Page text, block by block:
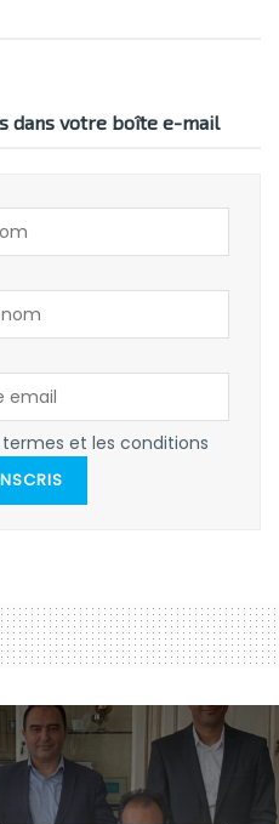
dans votre boîte e-mail
et les conditions